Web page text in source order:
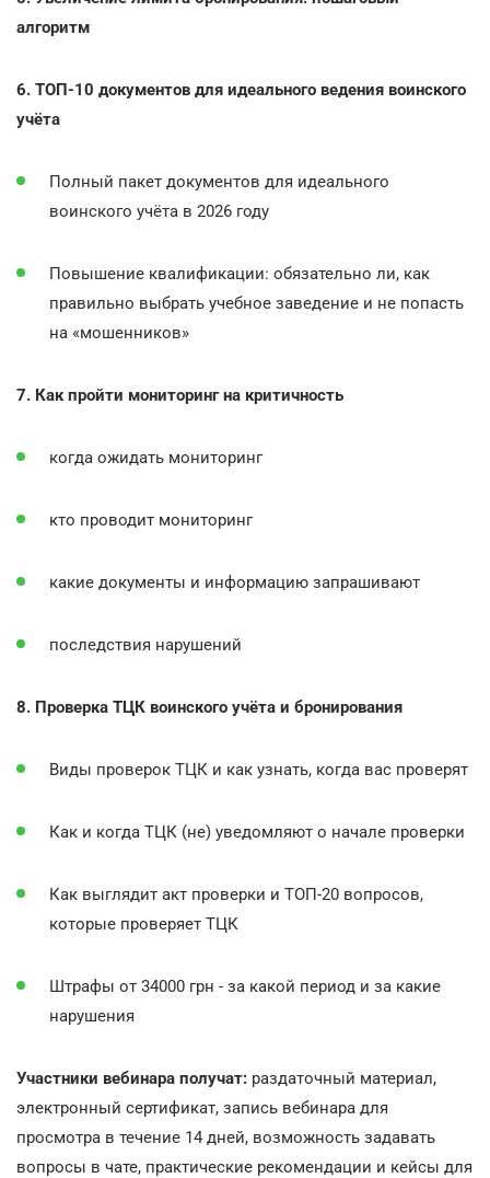
алгоритм
6. ТОП-10 документов для идеального ведения воинского
учёта
Полный пакет документов для идеального
воинского учёта в 2026 году
Повышение квалификации: обязательно ли, как
правильно выбрать учебное заведение и не попасть
на «мошенников»
7. Как пройти мониторинг на критичность
когда ожидать мониторинг
кто проводит мониторинг
какие документы и информацию запрашивают
последствия нарушений
8. Проверка ТЦК воинского учёта и бронирования
Виды проверок ТЦК и как узнать, когда вас проверят
Как и когда ТЦК (не) уведомляют о начале проверки
Как выглядит акт проверки и ТОП-20 вопросов,
которые проверяет ТЦК
Штрафы от 34000 грн - за какой период и за какие
нарушения
Участники вебинара получат: раздаточный материал,
электронный сертификат, запись вебинара для
просмотра в течение 14 дней, возможность задавать
вопросы в чате, практические рекомендации и кейсы для